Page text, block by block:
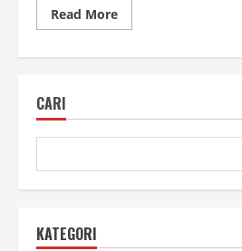
Read MoreRead
more
untuk
Keripik
CARI
KATEGORI